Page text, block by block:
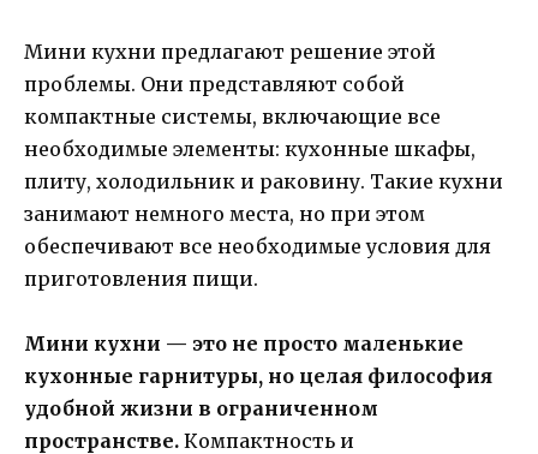
Мини кухни предлагают решение этой
проблемы. Они представляют собой
компактные системы, включающие все
необходимые элементы: кухонные шкафы,
плиту, холодильник и раковину. Такие кухни
занимают немного места, но при этом
обеспечивают все необходимые условия для
приготовления пищи.
Мини кухни — это не просто маленькие
кухонные гарнитуры, но целая философия
удобной жизни в ограниченном
пространстве. Компактность и